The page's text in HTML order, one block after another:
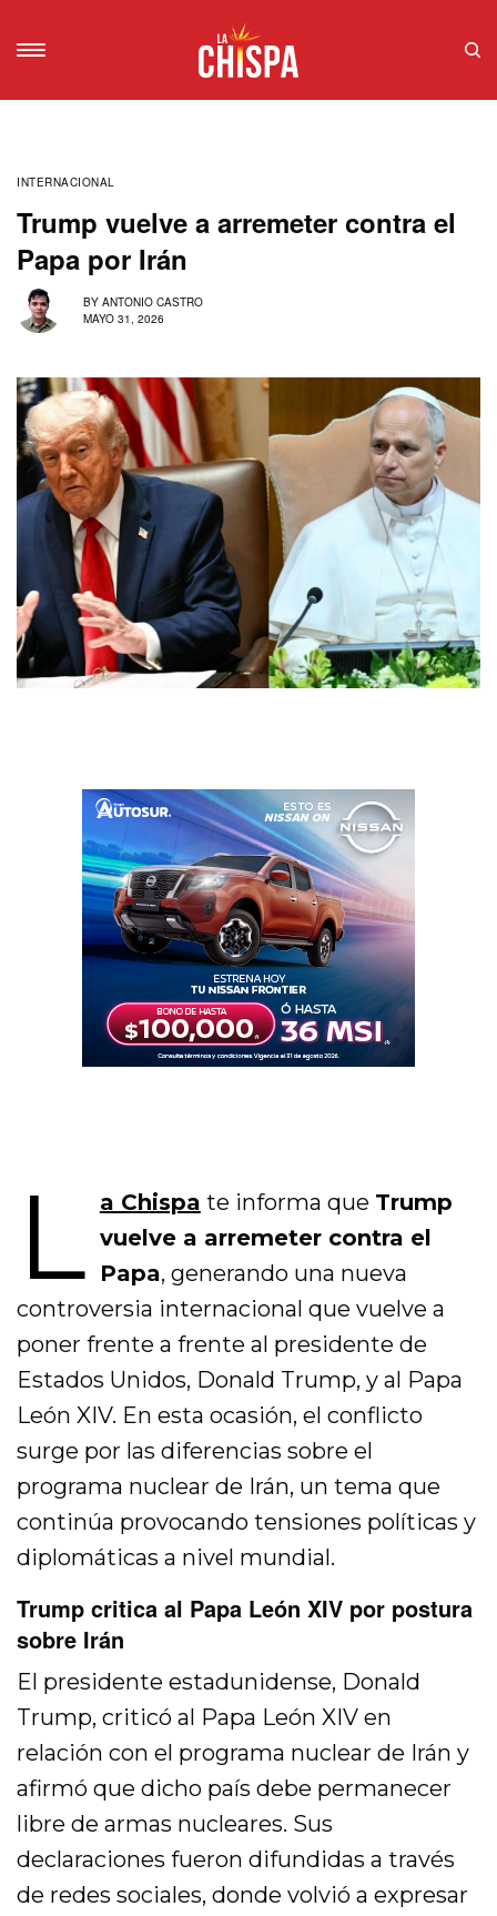
INTERNACIONAL
Trump vuelve a arremeter contra el
Papa por Irán
BY ANTONIO CASTRO
MAYO 31, 2026
L a Chispa te informa que Trump
vuelve a arremeter contra el
Papa, generando una nueva
controversia internacional que vuelve a
poner frente a frente al presidente de
Estados Unidos, Donald Trump, y al Papa
León XIV. En esta ocasión, el conflicto
surge por las diferencias sobre el
programa nuclear de Irán, un tema que
continúa provocando tensiones políticas y
diplomáticas a nivel mundial.
Trump critica al Papa León XIV por postura
sobre Irán
El presidente estadunidense, Donald
Trump, criticó al Papa León XIV en
relación con el programa nuclear de Irán y
afirmó que dicho país debe permanecer
libre de armas nucleares. Sus
declaraciones fueron difundidas a través
de redes sociales, donde volvió a expresar